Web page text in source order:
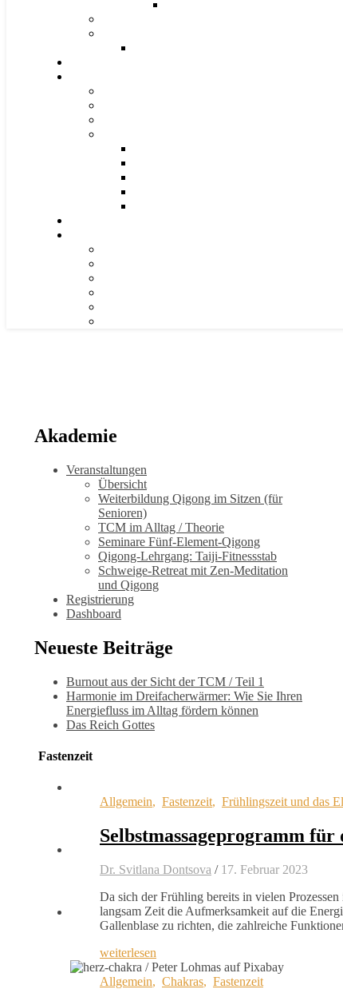
Akademie
Veranstaltungen
Übersicht
Weiterbildung Qigong im Sitzen (für
Senioren)
TCM im Alltag / Theorie
Seminare Fünf-Element-Qigong
Qigong-Lehrgang: Taiji-Fitnessstab
Schweige-Retreat mit Zen-Meditation
und Qigong
Registrierung
Dashboard
Neueste Beiträge
Burnout aus der Sicht der TCM / Teil 1
Harmonie im Dreifacherwärmer: Wie Sie Ihren
Energiefluss im Alltag fördern können
Das Reich Gottes
Fastenzeit
Allgemein, Fastenzeit, Frühlingszeit und das
Selbstmassageprogramm
Dr. Svitlana Dontsova / 17. Februar 2023
Da sich der Frühling bereits in vielen
langsam Zeit die Aufmerksamkeit auf die
Gallenblase zu richten, die zahlreiche
weiterlesen
Allgemein, Chakras, Fastenzeit